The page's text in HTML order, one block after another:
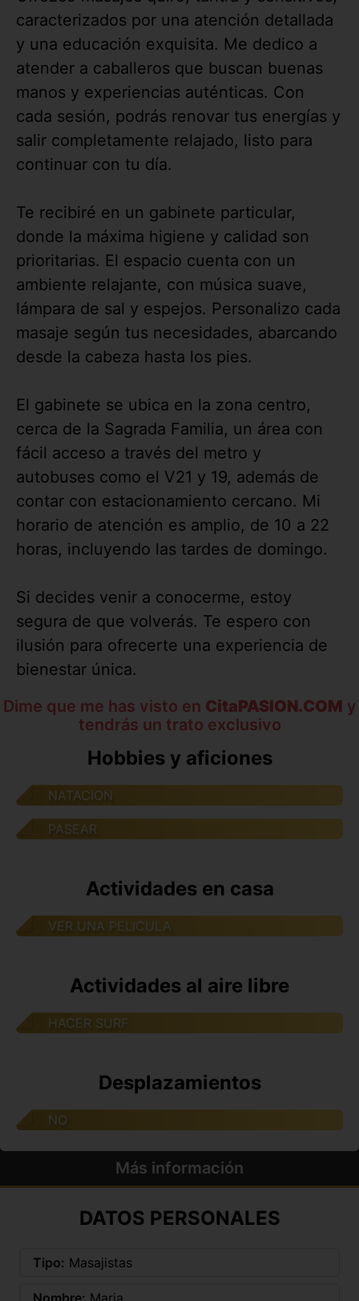
caracterizados por una atención detallada
y una educación exquisita. Me dedico a
atender a caballeros que buscan buenas
manos y experiencias auténticas. Con
cada sesión, podrás renovar tus energías y
salir completamente relajado, listo para
continuar con tu día.
Te recibiré en un gabinete particular,
donde la máxima higiene y calidad son
prioritarias. El espacio cuenta con un
ambiente relajante, con música suave,
lámpara de sal y espejos. Personalizo cada
masaje según tus necesidades, abarcando
desde la cabeza hasta los pies.
El gabinete se ubica en la zona centro,
cerca de la Sagrada Familia, un área con
fácil acceso a través del metro y
autobuses como el V21 y 19, además de
contar con estacionamiento cercano. Mi
horario de atención es amplio, de 10 a 22
horas, incluyendo las tardes de domingo.
Si decides venir a conocerme, estoy
segura de que volverás. Te espero con
ilusión para ofrecerte una experiencia de
bienestar única.
Dime que me has visto en CitaPASION.COM y
tendrás un trato exclusivo
Hobbies y aficiones
NATACION
PASEAR
Actividades en casa
VER UNA PELICULA
Actividades al aire libre
HACER SURF
Desplazamientos
NO
Más información
DATOS PERSONALES
Tipo: Masajistas